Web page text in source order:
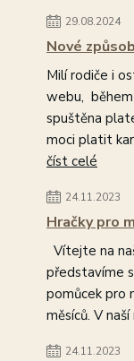
29.08.2024
Nové
Milí rodiče i
webu,
spuštěna
moci platit
číst celé
24.11.2023
Hračky pro
Vítejte na
představíme
pomůcek pro
měsíců. V naší
24.11.2023